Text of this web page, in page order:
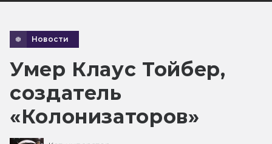
Новости
Умер Клаус Тойбер,
создатель
«Колонизаторов»